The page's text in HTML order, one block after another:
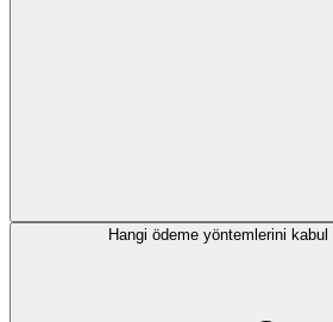
Hangi ödeme yöntemlerini